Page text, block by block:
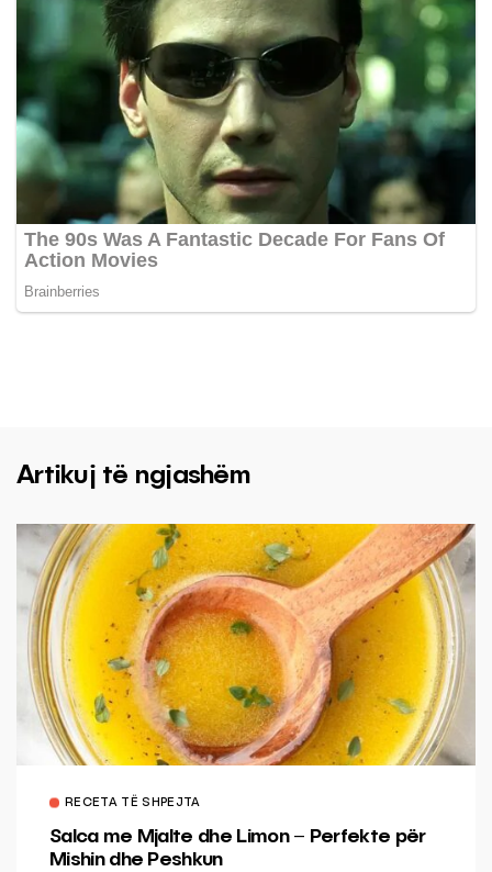
Artikuj të ngjashëm
RECETA TË SHPEJTA
Salca me Mjalte dhe Limon – Perfekte për
Mishin dhe Peshkun